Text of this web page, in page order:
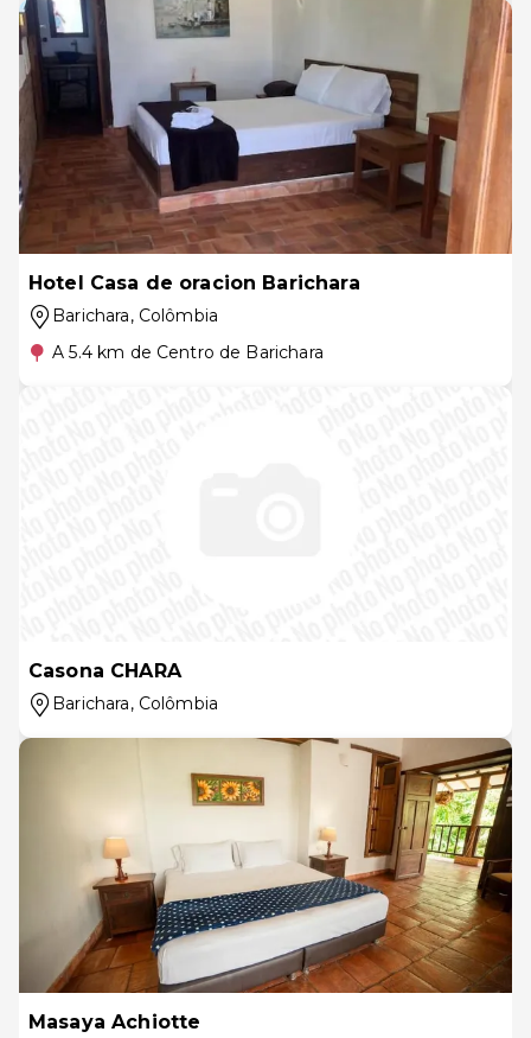
Hotel Casa de oracion Barichara
Barichara, Colômbia
A 5.4 km de Centro de Barichara
Casona CHARA
Barichara, Colômbia
Masaya Achiotte